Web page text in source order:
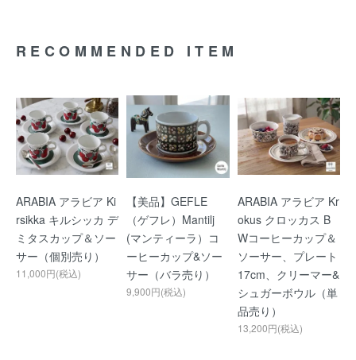
RECOMMENDED ITEM
ARABIA アラビア Ki
rsikka キルシッカ デ
ミタスカップ＆ソー
サー（個別売り）
11,000円(税込)
【美品】GEFLE
（ゲフレ）Mantilj
(マンティーラ）コ
ーヒーカップ&ソー
サー（バラ売り）
9,900円(税込)
ARABIA アラビア Kr
okus クロッカス B
Wコーヒーカップ＆
ソーサー、プレート
17cm、クリーマー&
シュガーボウル（単
品売り）
13,200円(税込)